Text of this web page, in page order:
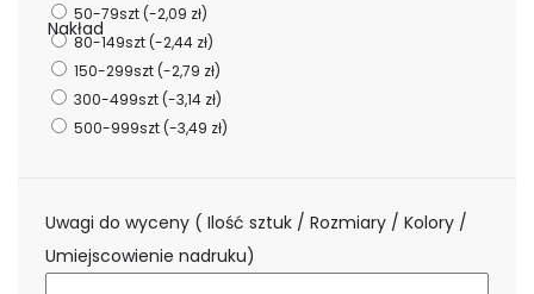
Nakład
50-79szt(-2,09 zł)
80-149szt(-2,44 zł)
150-299szt(-2,79 zł)
300-499szt(-3,14 zł)
500-999szt(-3,49 zł)
Uwagi do wyceny ( Ilość sztuk / Rozmiary / Kolory /
Umiejscowienie nadruku)